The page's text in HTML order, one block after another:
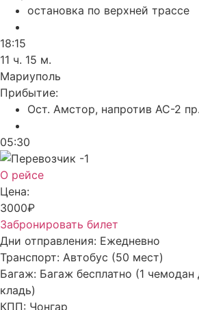
остановка по верхней трассе
18:15
11 ч. 15 м.
Мариуполь
Прибытие:
Ост. Амстор, напротив АС-2
05:30
О рейсе
Цена:
3000₽
Забронировать билет
Дни отправления: Ежедневно
Транспорт: Автобус (50 мест)
Багаж: Багаж бесплатно (1 чемодан
кладь)
КПП: Чонгар